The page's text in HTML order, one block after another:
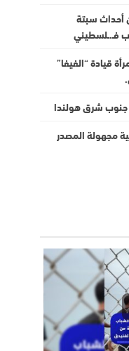
أحداث سبتة
فـ.ـلسطيني
قيادة “الفيفا”
مجهولة المصدر